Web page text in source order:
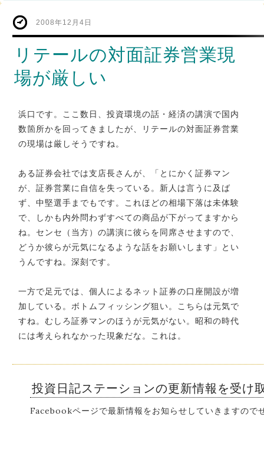
2008年12月4日
リテールの対面証券営業現
場が厳しい
浜口です。ここ数日、投資環境の話・経済の講演で国内
数箇所かを回ってきましたが、リテールの対面証券営業
の現場は厳しそうですね。
ある証券会社では支店長さんが、「とにかく証券マン
が、証券営業に自信を失っている。新人は言うに及ば
ず、中堅選手までもです。これほどの相場下落は未体験
で、しかも内外問わずすべての商品が下がってますから
ね。センセ（当方）の講演に彼らを同席させますので、
どうか彼らが元気になるような話をお願いします」とい
うんですね。深刻です。
一方で足元では、個人によるネット証券の口座開設が増
加している。ボトムフィッシング狙い。こちらは元気で
すね。むしろ証券マンのほうが元気がない。昭和の時代
には考えられなかった現象だな。これは。
投資日記ステーションの更新情報を受け
Facebookページで最新情報をお知らせしていきますので